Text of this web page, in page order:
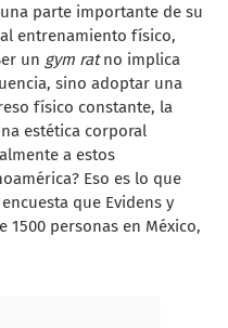
parte importante de su
entrenamiento físico,
un gym ratno implica
sino adoptar una
físico constante, la
estética corporal
a estos
Eso es lo que
que Evidens y
1500 personas en México,